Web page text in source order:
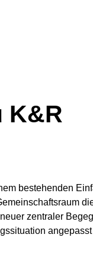
K&R
bestehenden
zentraler